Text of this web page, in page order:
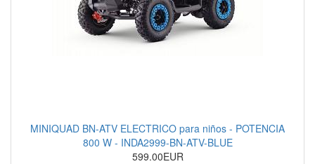
MINIQUAD BN-ATV ELECTRICO para niños - POTENCIA
800 W - INDA2999-BN-ATV-BLUE
599.00EUR